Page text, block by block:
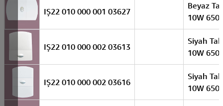
IŞ22 010 000 001 03627
Beyaz
10W
IŞ22 010 000 002 03613
Siyah
10W
IŞ22 010 000 002 03616
Siyah
10W